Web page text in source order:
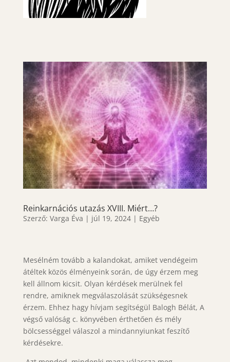
Reinkarnációs utazás XVIII. Miért…?
Szerző: Varga Éva | júl 19, 2024| Egyéb
Mesélném tovább a kalandokat, amiket vendégeim
átéltek közös élményeink során, de úgy érzem meg
kell állnom kicsit. Olyan kérdések merülnek fel
rendre, amiknek megválaszolását szükségesnek
érzem. Ehhez hagy hívjam segítségül Balogh Bélát, A
végső valóság c. könyvében érthetően és mély
bölcsességgel válaszol a mindannyiunkat feszítő
kérdésekre.